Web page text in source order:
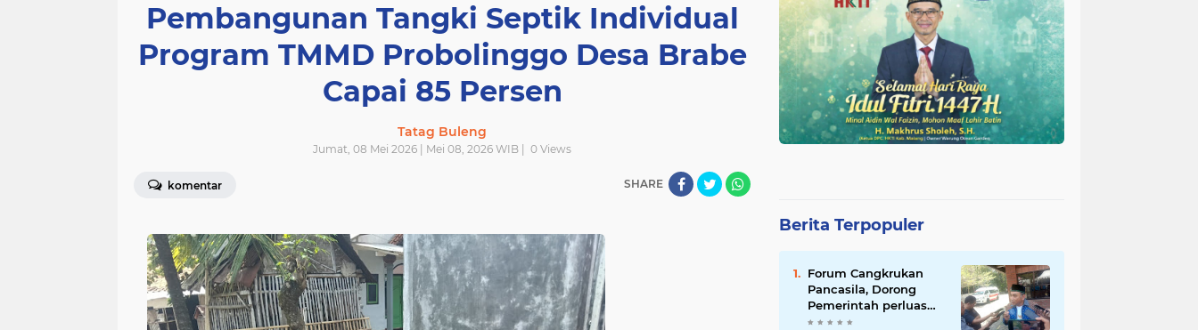
Pembangunan Tangki Septik Individual
Program TMMD Probolinggo Desa Brabe
Capai 85 Persen
Tatag Buleng
Jumat, 08 Mei 2026 | Mei 08, 2026 WIB | 0 Views
komentar SHARE
Berita Terpopuler
Forum Cangkrukan
Pancasila, Dorong
Pemerintah perluas
intensif Perpajakan